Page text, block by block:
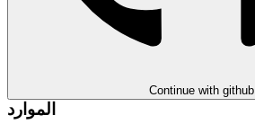
Continue with github
الموارد